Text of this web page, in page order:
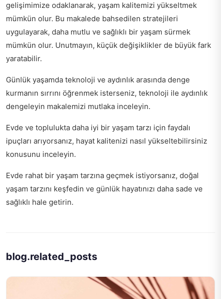
gelişimimize odaklanarak, yaşam kalitemizi yükseltmek
mümkün olur. Bu makalede bahsedilen stratejileri
uygulayarak, daha mutlu ve sağlıklı bir yaşam sürmek
mümkün olur. Unutmayın, küçük değişiklikler de büyük fark
yaratabilir.
Günlük yaşamda teknoloji ve aydınlık arasında denge
kurmanın sırrını öğrenmek isterseniz, teknoloji ile aydınlık
dengeleyin makalemizi mutlaka inceleyin.
Evde ve toplulukta daha iyi bir yaşam tarzı için faydalı
ipuçları arıyorsanız, hayat kalitenizi nasıl yükseltebilirsiniz
konusunu inceleyin.
Evde rahat bir yaşam tarzına geçmek istiyorsanız, doğal
yaşam tarzını keşfedin ve günlük hayatınızı daha sade ve
sağlıklı hale getirin.
blog.related_posts